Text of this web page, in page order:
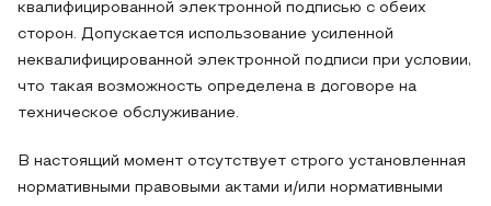
квалифицированной электронной подписью с обеих
сторон. Допускается использование усиленной
неквалифицированной электронной подписи при условии,
что такая возможность определена в договоре на
техническое обслуживание.
В настоящий момент отсутствует строго установленная
нормативными правовыми актами и/или нормативными